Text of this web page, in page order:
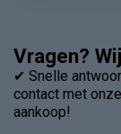
Vragen?
✔ Snelle
contact met
aankoop!